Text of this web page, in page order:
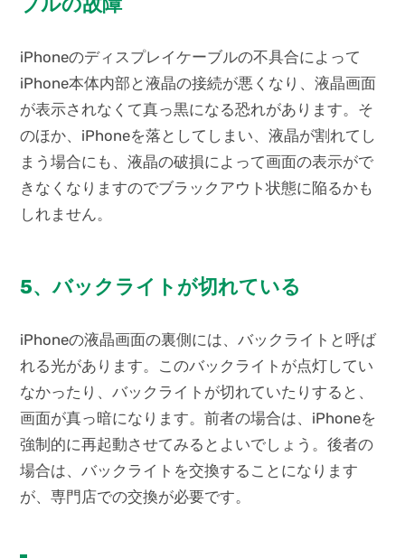
iPhoneのディスプレイケーブルの不具合によって
iPhone本体内部と液晶の接続が悪くなり、液晶画面
が表示されなくて真っ黒になる恐れがあります。そ
のほか、iPhoneを落としてしまい、液晶が割れてし
まう場合にも、液晶の破損によって画面の表示がで
きなくなりますのでブラックアウト状態に陥るかも
しれません。
5、バックライトが切れている
iPhoneの液晶画面の裏側には、バックライトと呼ば
れる光があります。このバックライトが点灯してい
なかったり、バックライトが切れていたりすると、
画面が真っ暗になります。前者の場合は、iPhoneを
強制的に再起動させてみるとよいでしょう。後者の
場合は、バックライトを交換することになります
が、専門店での交換が必要です。